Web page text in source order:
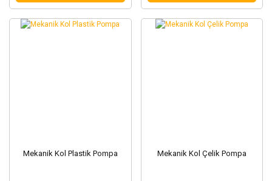
Mekanik Kol Plastik Pompa Mekanik Kol Çelik Pompa